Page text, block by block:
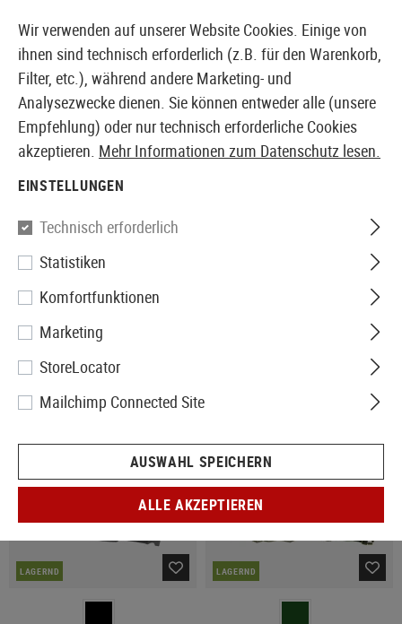
EUROPÄISCHER AIRSOFT SHOP & GROßHÄNDLER
TAKTISCHER HOLSTER
9 Produkte
LAGERND LAGERND
Wir verwenden auf unserer Website Cookies. Einige von
ihnen sind technisch erforderlich (z.B. für den Warenkorb,
Filter, etc.), während andere Marketing- und
Analysezwecke dienen. Sie können entweder alle (unsere
Empfehlung) oder nur technisch erforderliche Cookies
akzeptieren. Mehr Informationen zum Datenschutz lesen.
EINSTELLUNGEN
Technisch erforderlich
Statistiken
Komfortfunktionen
Marketing
StoreLocator
Mailchimp Connected Site
AUSWAHL SPEICHERN
ALLE AKZEPTIEREN